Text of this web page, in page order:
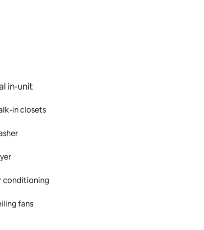
in-unit
in closets
conditioning
fans